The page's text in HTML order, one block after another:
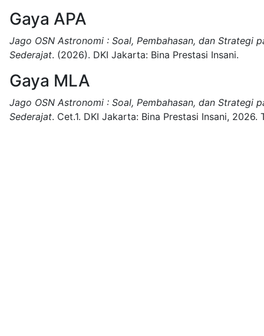
Gaya APA
Jago OSN Astronomi : Soal, Pembahasan, dan Strategi
Sederajat. (2026). DKI Jakarta: Bina Prestasi Insani.
Gaya MLA
Jago OSN Astronomi : Soal, Pembahasan, dan Strategi
Sederajat. Cet.1. DKI Jakarta: Bina Prestasi Insani, 2026.